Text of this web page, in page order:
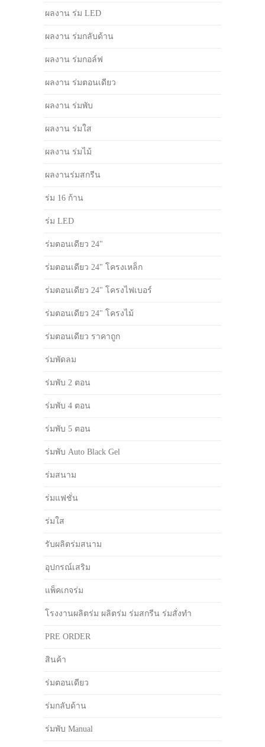
ผลงาน ร่ม LED
ผลงาน ร่มกลับด้าน
ผลงาน ร่มกอล์ฟ
ผลงาน ร่มตอนเดียว
ผลงาน ร่มพับ
ผลงาน ร่มใส
ผลงาน ร่มไม้
ผลงานร่มสกรีน
ร่ม 16 ก้าน
ร่ม LED
ร่มตอนเดียว 24"
ร่มตอนเดียว 24" โครงเหล็ก
ร่มตอนเดียว 24" โครงไฟเบอร์
ร่มตอนเดียว 24" โครงไม้
ร่มตอนเดียว ราคาถูก
ร่มพัดลม
ร่มพับ 2 ตอน
ร่มพับ 4 ตอน
ร่มพับ 5 ตอน
ร่มพับ Auto Black Gel
ร่มสนาม
ร่มแฟชั่น
ร่มใส
รับผลิตร่มสนาม
อุปกรณ์เสริม
แพ็คเกจร่ม
โรงงานผลิตร่ม ผลิตร่ม ร่มสกรีน ร่มสั่งทำ
PRE ORDER
สินค้า
ร่มตอนเดียว
ร่มกลับด้าน
ร่มพับ Manual